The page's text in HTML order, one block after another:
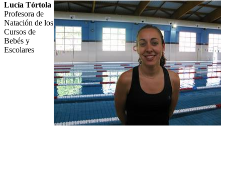
Lucía Tórtola
Profesora de
Natación de los
Cursos de
Bebés y
Escolares